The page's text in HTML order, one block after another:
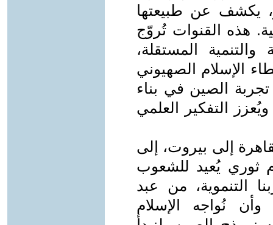
يكشف عن طبيعتها
هذه القنوات تُروّج
المستقلة،
الإسلام الصهيوني
الصين في بناء
التفكير العلمي
إلى بيروت، إلى
ثوري يُعيد للشعوب
التنموية، من عبد
وأن نُواجه الإسلام